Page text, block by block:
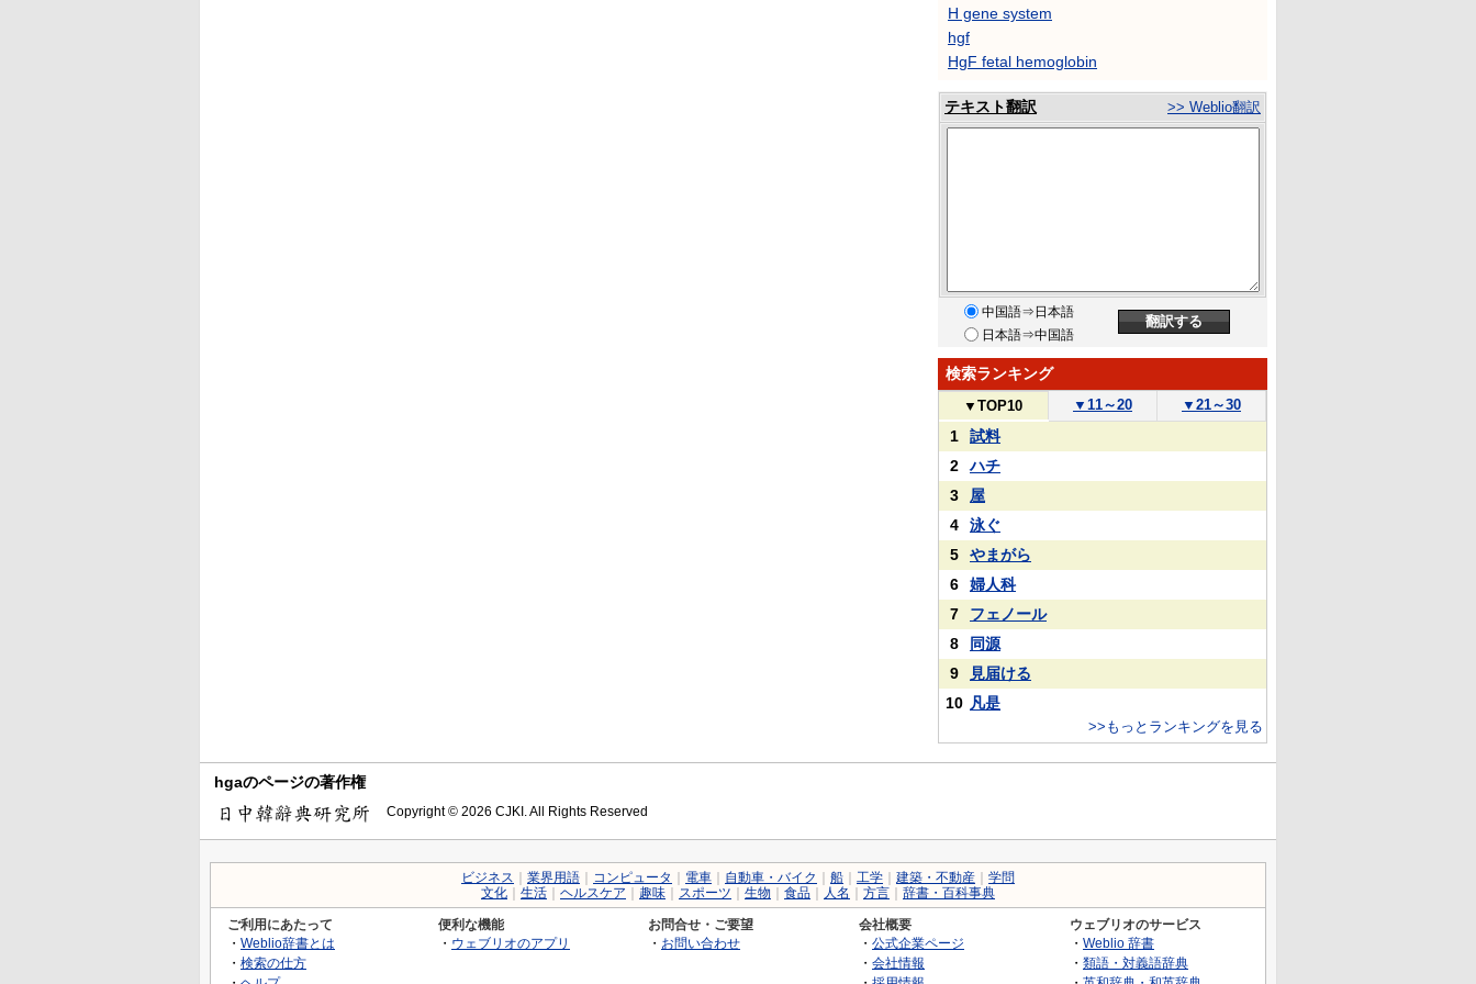
H gene system
hgf
HgF fetal hemoglobin
テキスト翻訳 >> Weblio翻訳
中国語⇒日本語
日本語⇒中国語
検索ランキング
▼ TOP10 ▼ 11～20 ▼ 21～30
1
試料
2
ハチ
3
屋
4
泳ぐ
5
やまがら
6
婦人科
7
フェノール
8
同源
9
見届ける
10 凡是
>>もっとランキングを見る
hgaのページの著作権
Copyright © 2026 CJKI. All Rights Reserved
ビジネス 業界用語 コンピュータ 電車 自動車・バイク 船 工学 建築・不動産
学問
文化
生活 ヘルスケア 趣味 スポーツ 生物 食品 人名 方言 辞書・百科事典
ご利用にあたって
・ Weblio辞書とは
・ 検索の仕方
便利な機能
・ ウェブリオのアプリ
お問合せ・ご要望
・ お問い合わせ
会社概要
・ 公式企業ページ
・ 会社情報
ウェブリオのサービス
・ Weblio 辞書
・ 類語・対義語辞典